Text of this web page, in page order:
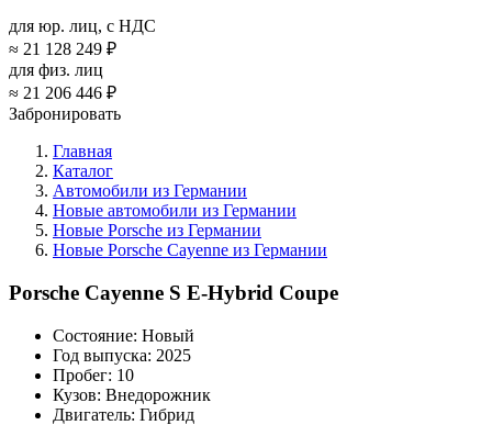
для юр. лиц, с НДС
≈ 21 128 249 ₽
для физ. лиц
≈ 21 206 446 ₽
Забронировать
Главная
Каталог
Автомобили из Германии
Новые автомобили из Германии
Новые Porsche из Германии
Новые Porsche Cayenne из Германии
Porsche Cayenne S E-Hybrid Coupe
Состояние: Новый
Год выпуска: 2025
Пробег: 10
Кузов: Внедорожник
Двигатель: Гибрид